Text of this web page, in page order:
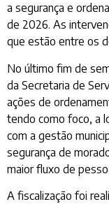
a segurança e
de 2026. As
que estão entre os
No último fim de
da Secretaria de
ações de
tendo como foco, a
com a gestão
segurança de
maior fluxo de
A fiscalização foi